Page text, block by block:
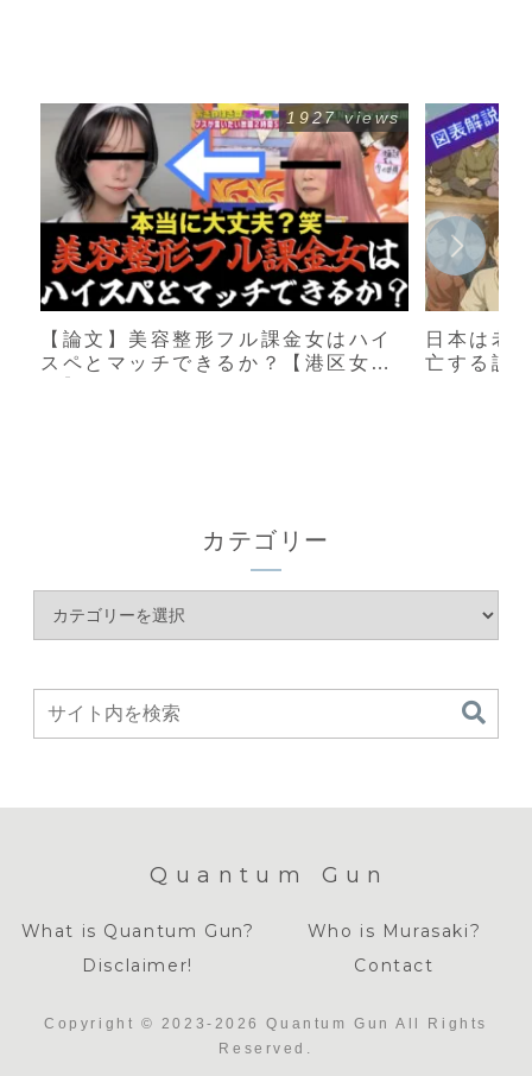
【論文】美容整形フル課金女はハイ
スペとマッチできるか？【港区女
1927 views
日本は老
亡する説
カテゴリー
Quantum Gun
What is Quantum Gun?
Who is Murasaki?
Disclaimer!
Contact
Copyright © 2023-2026 Quantum Gun All Rights
Reserved.